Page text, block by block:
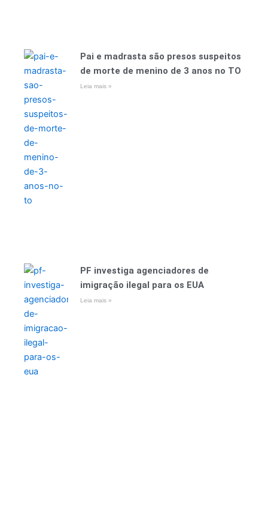
Pai e madrasta são presos suspeitos
de morte de menino de 3 anos no TO
Leia mais »
PF investiga agenciadores de
imigração ilegal para os EUA
Leia mais »